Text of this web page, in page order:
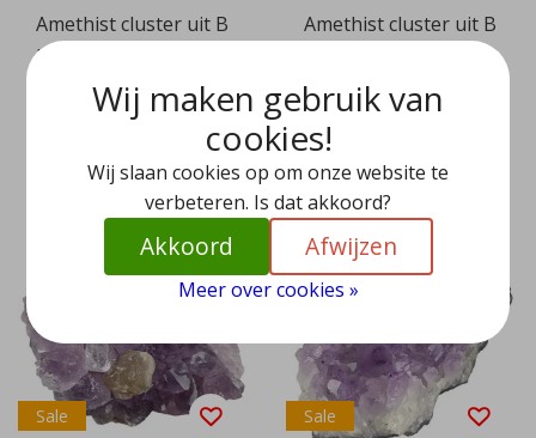
Amethist cluster uit B
razilië
EUR 9,97 EUR 19,95
Amethist cluster uit B
EUR 24,97 EUR 49,95
Sale Sale
Wij maken gebruik van
cookies!
Wij slaan cookies op om onze website te
verbeteren. Is dat akkoord?
Akkoord Afwijzen
Meer over cookies »